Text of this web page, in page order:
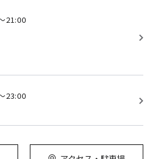
21:00
23:00